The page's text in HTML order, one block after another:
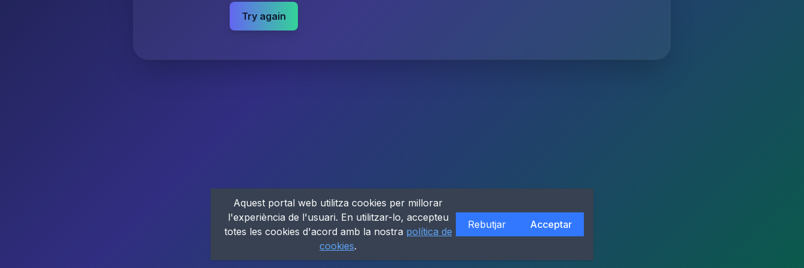
Try again
Aquest portal web utilitza cookies per millorar
l'experiència de l'usuari. En utilitzar-lo, accepteu
totes les cookies d'acord amb la nostra política de
cookies.
Rebutjar Acceptar